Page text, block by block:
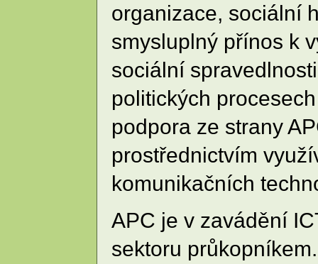
organizace, sociální
smysluplný přínos k
sociální
politických
podpora ze strany
prostřednictvím
komunikačních
APC je v zavádění
sektoru